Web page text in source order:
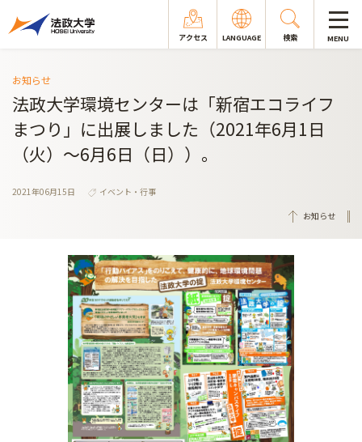
アクセス LANGUAGE 検索 MENU
お知らせ
法政大学環境センターは「新宿エコライフ
まつり」に出展しました（2021年6月1日
（火）～6月6日（日））。
2021年06月15日
イベント・行事
お知らせ